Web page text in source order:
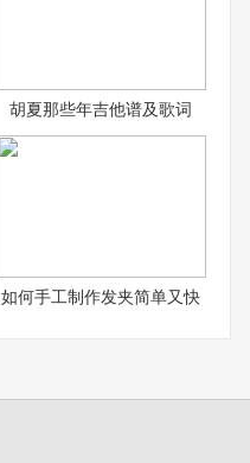
胡夏那些年吉他谱及歌词
如何手工制作发夹简单又快